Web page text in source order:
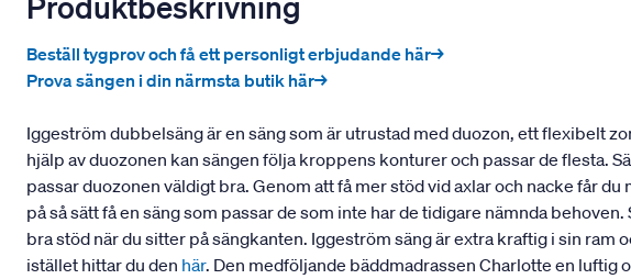
Beställ tygprov och få ett personligt erbjudande här→
Prova sängen i din närmsta butik här→
Iggeström dubbelsäng är en säng som är utrustad med duozon, ett flexibelt
hjälp av duozonen kan sängen följa kroppens konturer och passar de flesta.
passar duozonen väldigt bra. Genom att få mer stöd vid axlar och nacke får
på så sätt få en säng som passar de som inte har de tidigare nämnda
bra stöd när du sitter på sängkanten. Iggeström säng är extra kraftig i sin
istället hittar du den här. Den medföljande bäddmadrassen Charlotte en luftig